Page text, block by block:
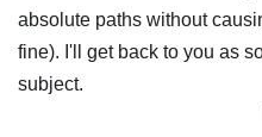
absolute paths without
fine). I'll get back to you as
subject.